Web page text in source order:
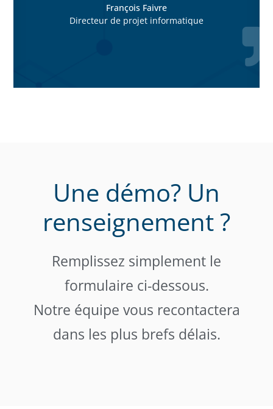
François Faivre
Directeur de projet informatique
Une démo? Un
renseignement ?
Remplissez simplement le
formulaire ci-dessous.
Notre équipe vous recontactera
dans les plus brefs délais.